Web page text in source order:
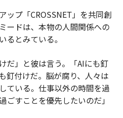
ップ「CROSSNET」を共同創
ードは、本物の人間関係への
るとみている。
だ」と彼は言う。「AIにも釘
釘付けだ。脳が腐り、人々は
ている。仕事以外の時間を過
ごすことを優先したいのだ」